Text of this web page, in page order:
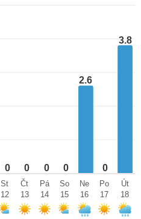
0 0 0 0
2.6
0
3.8
St
12
Čt
13
Pá
14
So
15
Ne
16
Po
17
Út
18